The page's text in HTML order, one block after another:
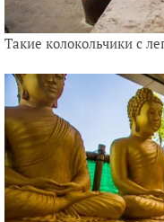
Такие колокольчики с